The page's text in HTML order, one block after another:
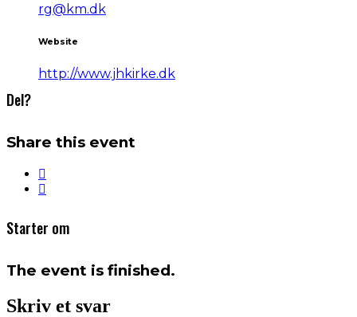
rg@km.dk
Website
http://www.jhkirke.dk
Del?
Share this event
Starter om
The event is finished.
Skriv et svar